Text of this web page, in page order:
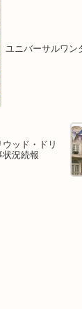
ユニバーサルワン
ッド・ドリ
況続報